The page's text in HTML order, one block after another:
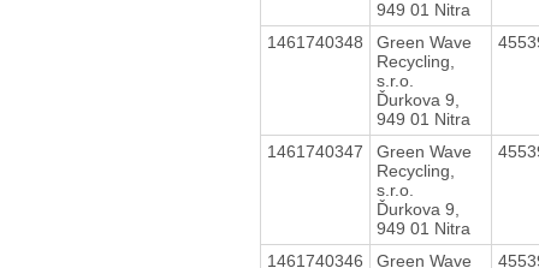
949 01 Nitra
1461740348
Green Wave
Recycling,
s.r.o.
Ďurkova 9,
949 01 Nitra
1461740347
Green Wave
Recycling,
s.r.o.
Ďurkova 9,
949 01 Nitra
1461740346
Green Wave